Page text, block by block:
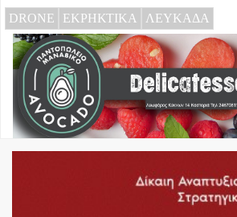
DRONE ΕΚΡΗΚΤΙΚΑ ΛΕΥΚΑΔΑ